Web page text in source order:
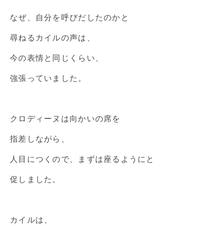
なぜ、自分を呼びだしたのかと
尋ねるカイルの声は、
今の表情と同じくらい、
強張っていました。
クロディーヌは向かいの席を
指差しながら、
人目につくので、まずは座るようにと
促しました。
カイルは、